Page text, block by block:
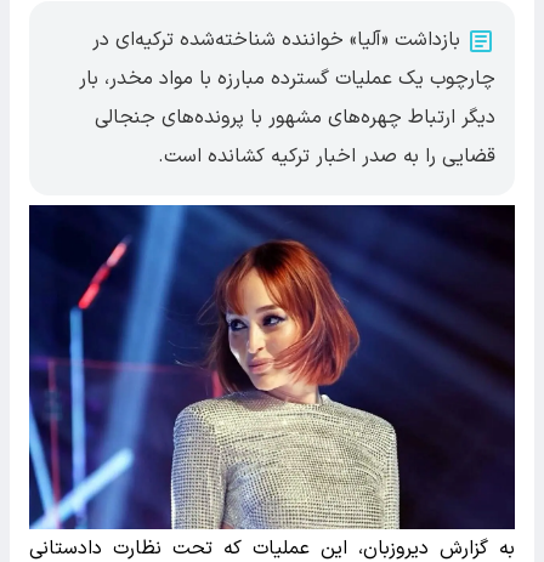
بازداشت «آلیا» خواننده شناخته‌شده ترکیه‌ای در
چارچوب یک عملیات گسترده مبارزه با مواد مخدر، بار
دیگر ارتباط چهره‌های مشهور با پرونده‌های جنجالی
قضایی را به صدر اخبار ترکیه کشانده است.
به گزارش دیروزبان، این عملیات که تحت نظارت دادستانی